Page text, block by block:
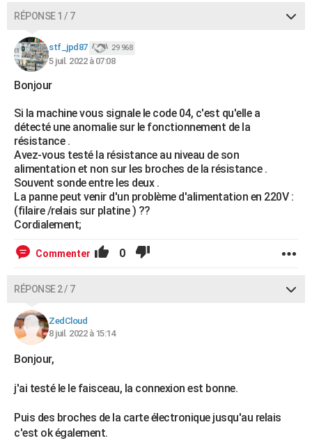
RÉPONSE 1 / 7
stf_jpd87 29 968
5 juil. 2022 à 07:08
Bonjour
Si la machine vous signale le code 04, c'est qu'elle a
détecté une anomalie sur le fonctionnement de la
résistance .
Avez-vous testé la résistance au niveau de son
alimentation et non sur les broches de la résistance .
Souvent sonde entre les deux .
La panne peut venir d'un problème d'alimentation en 220V :
(filaire /relais sur platine ) ??
Cordialement;
Commenter 0
RÉPONSE 2 / 7
ZedCloud
8 juil. 2022 à 15:14
Bonjour,
j'ai testé le le faisceau, la connexion est bonne.
Puis des broches de la carte électronique jusqu'au relais
c'est ok également.